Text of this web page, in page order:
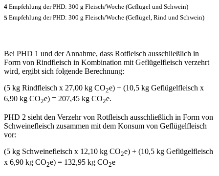
4 Empfehlung der PHD: 300 g Fleisch/Woche (Geflügel und Schwein)
5 Empfehlung der PHD: 300 g Fleisch/Woche (Geflügel, Rind und Schwein)
Bei PHD 1 und der Annahme, dass Rotfleisch ausschließlich in
Form von Rindfleisch in Kombination mit Geflügelfleisch verzehrt
wird, ergibt sich folgende Berechnung:
(5 kg Rindfleisch x 27,00 kg CO2e) + (10,5 kg Geflügelfleisch x
6,90 kg CO2e) = 207,45 kg CO2e.
PHD 2 sieht den Verzehr von Rotfleisch ausschließlich in Form von
Schweinefleisch zusammen mit dem Konsum von Geflügelfleisch
vor:
(5 kg Schweinefleisch x 12,10 kg CO2e) + (10,5 kg Geflügelfleisch
x 6,90 kg CO2e) = 132,95 kg CO2e